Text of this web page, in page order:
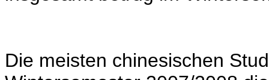
Die meisten chinesischen